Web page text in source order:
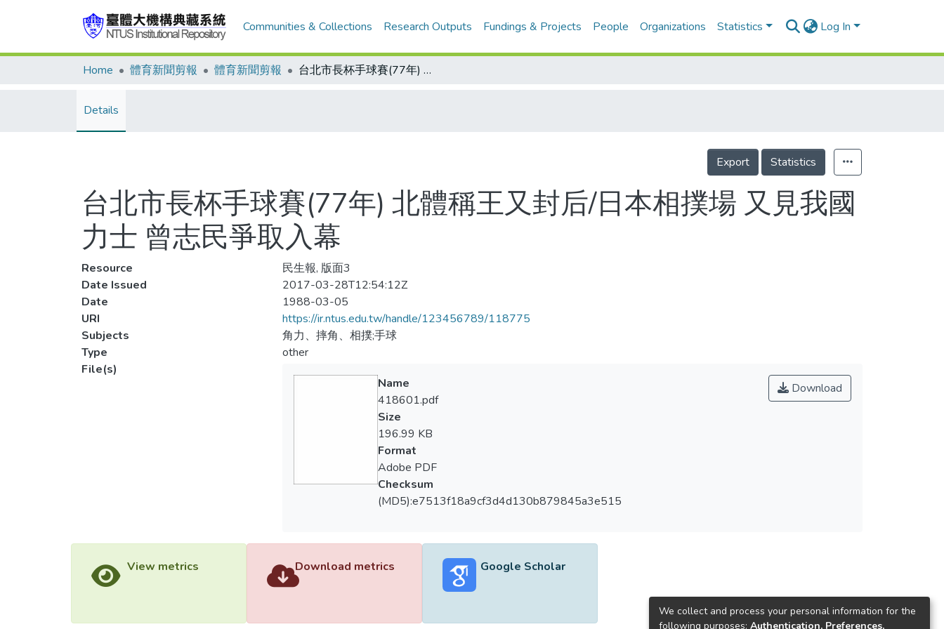
Communities & Collections Research Outputs Fundings & Projects People Organizations Statistics Log In
Home 體育新聞剪報 體育新聞剪報 台北市長杯手球賽(77年) 北體稱王又封后/日本相撲場 又見我國力士 曾志民爭取入幕
Details
Export Statistics
台北市長杯手球賽(77年) 北體稱王又封后/日本相撲場 又見我國
力士 曾志民爭取入幕
Resource
民生報, 版面3
Date Issued
2017-03-28T12:54:12Z
Date
1988-03-05
URI
https://ir.ntus.edu.tw/handle/123456789/118775
Subjects
角力、摔角、相撲;手球
Type
other
File(s)
Download
Name
418601.pdf
Size
196.99 KB
Format
Adobe PDF
Checksum
(MD5):e7513f18a9cf3d4d130b879845a3e515
View metrics Download metrics Google Scholar
We collect and process your personal information for the
following purposes: Authentication, Preferences,